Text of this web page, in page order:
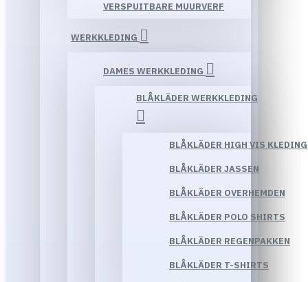
VERSPUITBARE MUURVERF
WERKKLEDING
DAMES WERKKLEDING
BLÅKLÄDER WERKKLEDING
BLÅKLÄDER HIGH VIS KLEDING
BLÅKLÄDER JASSEN
BLÅKLÄDER OVERHEMDEN
BLÅKLÄDER POLO SHIRTS
BLÅKLÄDER REGENPAKKEN
BLÅKLÄDER T-SHIRTS